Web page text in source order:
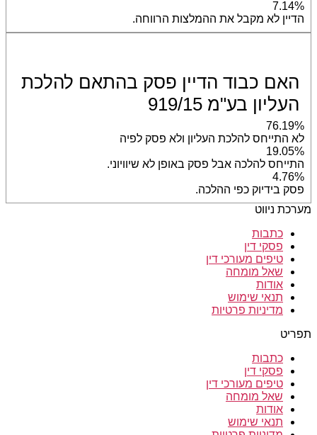
7.14%
הדיין לא מקבל את ההמלצות הרווחה.
האם כבוד הדיין פסק בהתאם להלכת
העליון בע"מ 919/15
76.19%
לא התייחס להלכת העליון ולא פסק לפיה
19.05%
התייחס להלכה אבל פסק באופן לא שיוויוני.
4.76%
פסק בידיוק כפי ההלכה.
מערכת ניווט
כתבות
פסקי דין
טיפים מעורכי דין
שאל מומחה
אודות
תנאי שימוש
מדיניות פרטיות
תפריט
כתבות
פסקי דין
טיפים מעורכי דין
שאל מומחה
אודות
תנאי שימוש